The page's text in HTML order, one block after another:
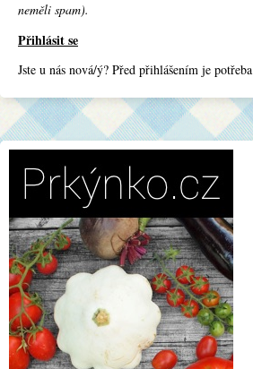
neměli spam).
Přihlásit se
Jste u nás nová/ý? Před přihlášením je potřeba